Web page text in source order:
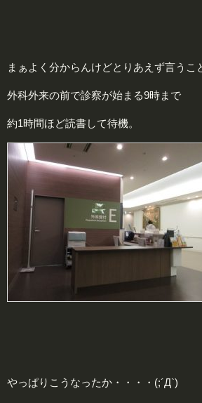
まぁよく分からんけどとりあえず言うこ
外科外来の前で診察が始まる9時まで
約1時間ほど読書して待機。
やっぱりこうなったか・・・・(;´Д`)